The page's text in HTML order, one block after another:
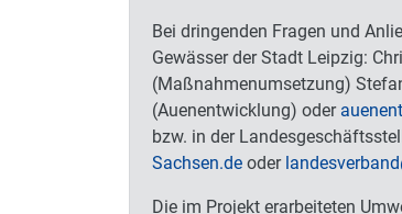
Bei dringenden Fragen und
Gewässer der Stadt Leipzig:
(Maßnahmenumsetzung)
(Auenentwicklung) oder
bzw. in der
Sachsen.de oder landesverband
Die im Projekt erarbeiteten